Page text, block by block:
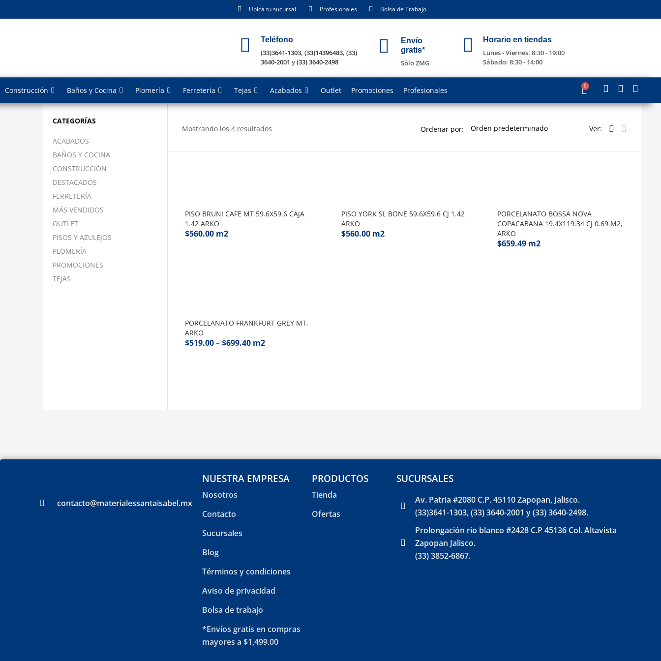
Ubica tu sucursal Profesionales Bolsa de Trabajo
Teléfono
(33)3641-1303, (33)14396483, (33)
3640-2001 y(33) 3640-2498
Envío
gratis*
Sólo ZMG
Horario en tiendas
Lunes - Viernes: 8:30 - 19:00
Sábado: 8:30 - 14:00
Construcción Baños y Cocina Plomería Ferretería Tejas Acabados Outlet Promociones Profesionales 0
CATEGORÍAS
ACABADOS
BAÑOS Y COCINA
CONSTRUCCIÓN
DESTACADOS
FERRETERÍA
MÁS VENDIDOS
OUTLET
PISOS Y AZULEJOS
PLOMERÍA
PROMOCIONES
TEJAS
Mostrando los 4 resultados Ordenar por: Ver:
PISO BRUNI CAFE MT 59.6X59.6 CAJA
1.42 ARKO
$560.00 m2
PISO YORK SL BONE 59.6X59.6 CJ 1.42
ARKO
$560.00m2
PORCELANATO BOSSA NOVA
COPACABANA 19.4X119.34 CJ 0.69 M2,
ARKO
$659.49m2
PORCELANATO FRANKFURT GREY MT,
ARKO
$519.00–$699.40 m2
contacto@materialessantaisabel.mx
NUESTRA EMPRESA
Nosotros
Contacto
Sucursales
Blog
Términos y condiciones
Aviso de privacidad
Bolsa de trabajo
*Envíos gratis en compras
mayores a $1,499.00
PRODUCTOS
Tienda
Ofertas
SUCURSALES
Av. Patria #2080 C.P. 45110 Zapopan, Jalisco.
(33)3641-1303, (33) 3640-2001 y (33) 3640-2498.
Prolongación rio blanco #2428 C.P 45136 Col. Altavista
Zapopan Jalisco.
(33) 3852-6867.